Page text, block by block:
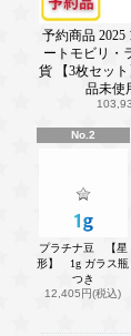
予約商品 2025
ートモビリ・
貨 【3枚セッ
品未使
No.2
プラチナ豆 【星
形】 1g ガラス瓶
つき
12,405円(税込)